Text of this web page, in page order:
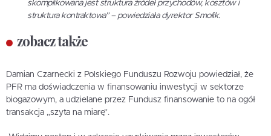
skomplikowana jest struktura źródeł przychodów, kosztów i
struktura kontraktowa” – powiedziała dyrektor Smolik.
zobacz także
Damian Czarnecki z Polskiego Funduszu Rozwoju powiedział, że
PFR ma doświadczenia w finansowaniu inwestycji w sektorze
biogazowym, a udzielane przez Fundusz finansowanie to na ogół
transakcja „szyta na miarę”.